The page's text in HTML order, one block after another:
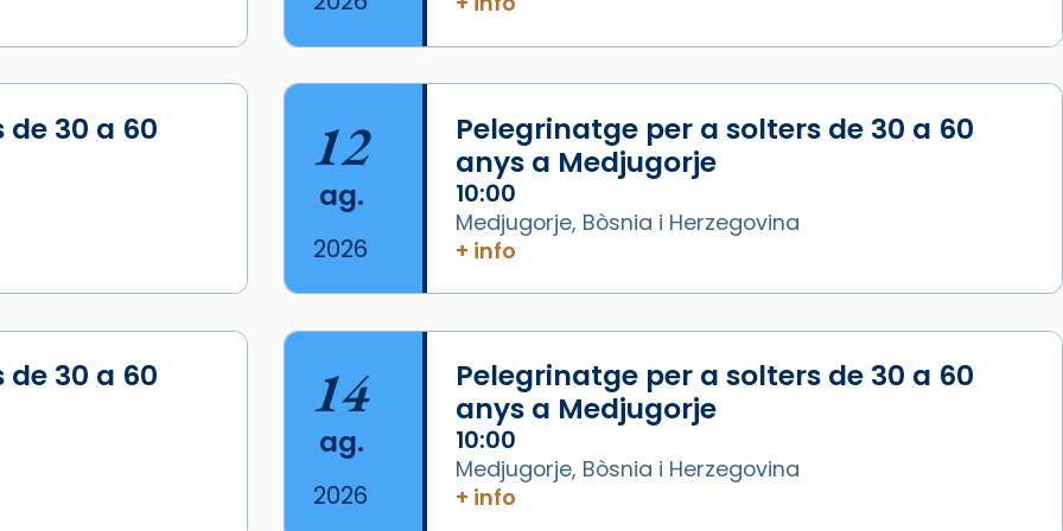
30 a 60
12
ag.
2026
Pelegrinatge per a solters de 30 a 60
anys a Medjugorje
10:00
Medjugorje, Bòsnia i Herzegovina
+ info
30 a 60
14
ag.
2026
Pelegrinatge per a solters de 30 a 60
anys a Medjugorje
10:00
Medjugorje, Bòsnia i Herzegovina
+ info